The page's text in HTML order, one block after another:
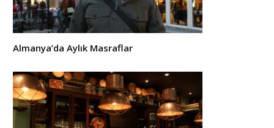
Almanya’da Aylık Masraflar